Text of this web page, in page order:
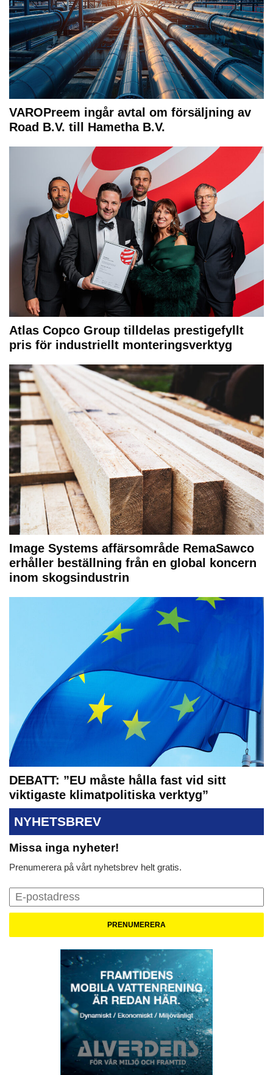
VAROPreem ingår avtal om försäljning av
Road B.V. till Hametha B.V.
Atlas Copco Group tilldelas prestigefyllt
pris för industriellt monteringsverktyg
Image Systems affärsområde RemaSawco
erhåller beställning från en global koncern
inom skogsindustrin
DEBATT: ”EU måste hålla fast vid sitt
viktigaste klimatpolitiska verktyg”
NYHETSBREV
Missa inga nyheter!
Prenumerera på vårt nyhetsbrev helt gratis.